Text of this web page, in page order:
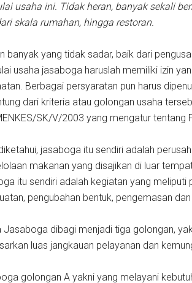
usaha ini. Tidak heran, banyak sekali
skala rumahan, hingga restoran.
banyak yang tidak sadar, baik dari
usaha jasaboga haruslah memiliki izin
Berbagai persyaratan pun harus
dari kriteria atau golongan usaha
SK/V/2003 yang mengatur tentang
jasaboga itu sendiri adalah
makanan yang disajikan di luar
itu sendiri adalah kegiatan yang
pengubahan bentuk, pengemasan
Jasaboga dibagi menjadi tiga golongan,
luas jangkauan pelayanan dan
golongan A yakni yang melayani